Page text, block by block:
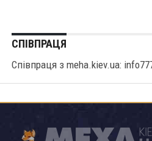
СПІВПРАЦЯ
Співпраця з meha.kiev.ua: